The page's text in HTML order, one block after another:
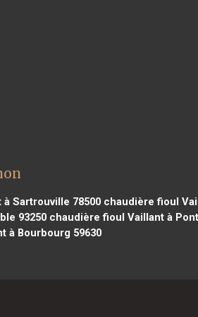
Sartrouville 78500 chaudière fioul
93250chaudière fioul Vaillant à
à Bourbourg 59630